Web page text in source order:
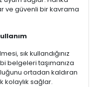
ve güvenli bir kavrama
sık kullandığınız
belgeleri taşımanıza
ortadan kaldıran
kolaylık sağlar.